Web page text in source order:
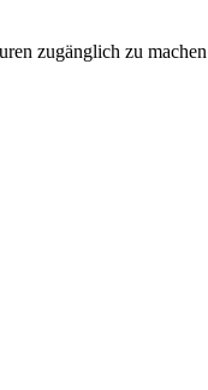
zugänglich zu